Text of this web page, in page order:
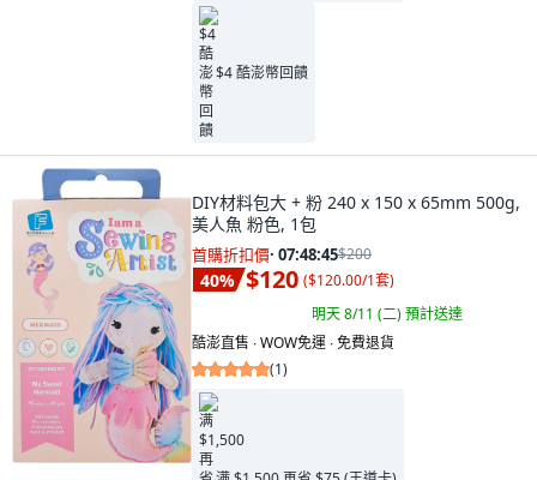
$4 酷澎幣回饋
DIY材料包大 + 粉 240 x 150 x 65mm 500g,
美人魚 粉色, 1包
首購折扣價· 07:48:44$200
40% $120 ($120.00/1套)
明天 8/11 (二)預計送達
酷澎直售 ∙ WOW免運 ∙ 免費退貨
(1)